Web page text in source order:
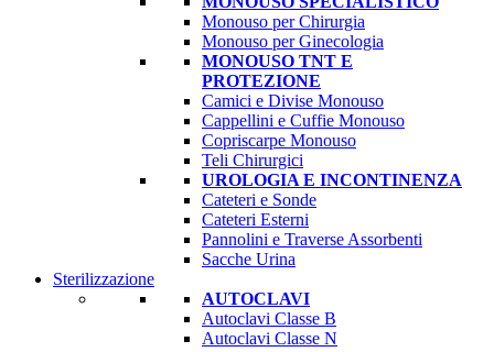
Monouso per Chirurgia
Monouso per Ginecologia
MONOUSO TNT E
PROTEZIONE
Camici e Divise Monouso
Cappellini e Cuffie Monouso
Copriscarpe Monouso
Teli Chirurgici
UROLOGIA E INCONTINENZA
Cateteri e Sonde
Cateteri Esterni
Pannolini e Traverse Assorbenti
Sacche Urina
Sterilizzazione
AUTOCLAVI
Autoclavi Classe B
Autoclavi Classe N